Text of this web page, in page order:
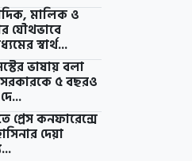
মালিক ও
যৌথভাবে
স্বার্থ...
ভাষায় বলা
সরকারকে ৫ বছরও
প্রেস কনফারেন্সে
দেয়া